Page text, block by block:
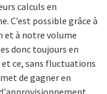
calculs en
C’est possible grâce à
et à notre volume
donc toujours en
ce, sans fluctuations
de gagner en